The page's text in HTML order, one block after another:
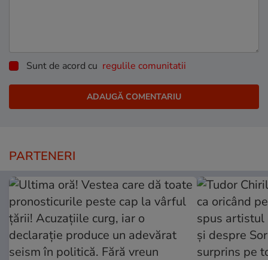
Sunt de acord cu regulile comunitatii
PARTENERI